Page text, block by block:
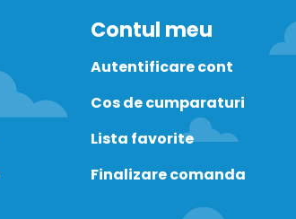
Contul meu
Autentificare cont
Cos de cumparaturi
Lista favorite
Finalizare comanda